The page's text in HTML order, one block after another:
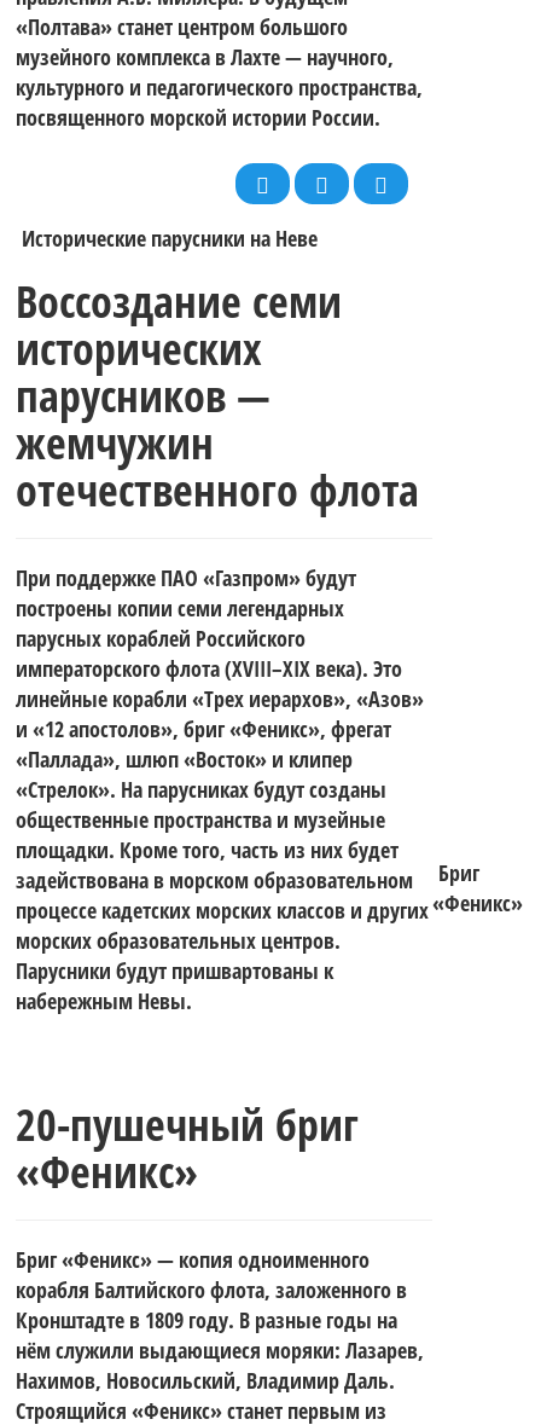
соревнований
для
спортсменов
на
фойловых
яхтах класса
WASZP.
Гонки
проходят на
акватории
Финского
залива.
Военно-
Морского
Флота
России всех
причастных!
закаляет
характер.
Итоги 3-го
этапа
регаты
«Оптимисты
Северной
Столицы.
Кубок
Газпрома»
«Полтава» станет центром большого
музейного комплекса в Лахте — научного,
культурного и педагогического пространства,
посвященного морской истории России.
Исторические парусники на Неве
Воссоздание семи
исторических
парусников —
жемчужин
отечественного флота
При поддержке ПАО «Газпром» будут
построены копии семи легендарных
парусных кораблей Российского
императорского флота (XVIII–XIX века). Это
линейные корабли «Трех иерархов», «Азов»
и «12 апостолов», бриг «Феникс», фрегат
«Паллада», шлюп «Восток» и клипер
«Стрелок». На парусниках будут созданы
общественные пространства и музейные
площадки. Кроме того, часть из них будет
задействована в морском образовательном
процессе кадетских морских классов и других
морских образовательных центров.
Парусники будут пришвартованы к
набережным Невы.
Бриг
«Феникс»
20-пушечный бриг
«Феникс»
Бриг «Феникс» — копия одноименного
корабля Балтийского флота, заложенного в
Кронштадте в 1809 году. В разные годы на
нём служили выдающиеся моряки: Лазарев,
Нахимов, Новосильский, Владимир Даль.
Строящийся «Феникс» станет первым из